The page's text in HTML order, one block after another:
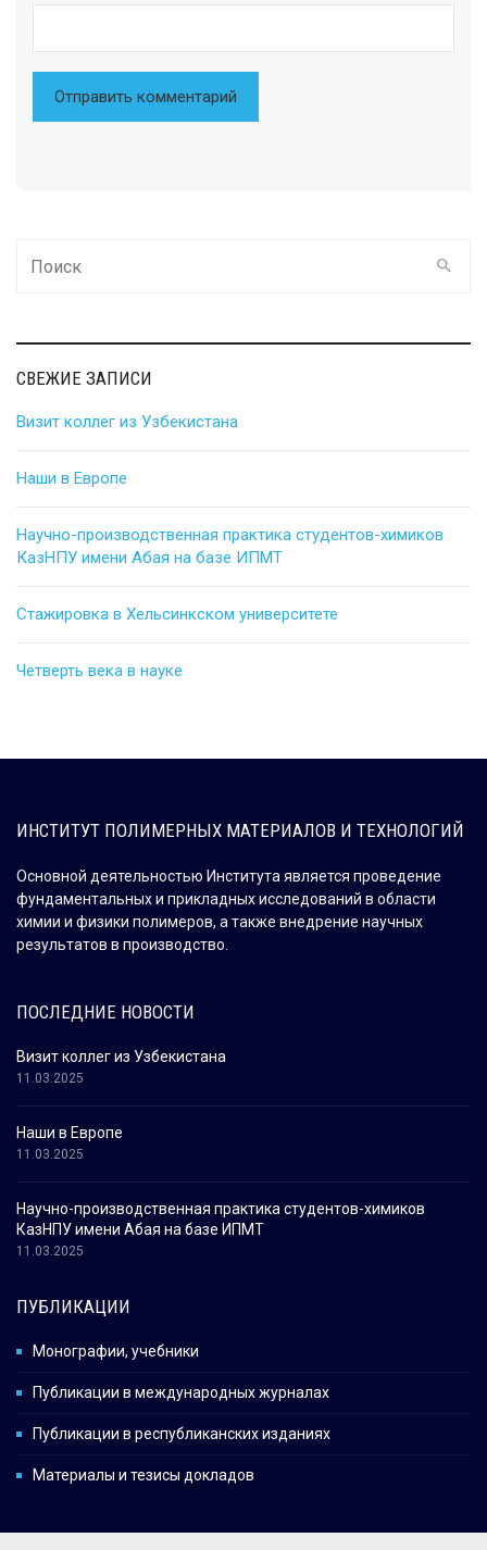
СВЕЖИЕ ЗАПИСИ
Визит коллег из Узбекистана
Наши в Европе
Научно-производственная практика студентов-химиков
КазНПУ имени Абая на базе ИПМТ
Стажировка в Хельсинкском университете
Четверть века в науке
ИНСТИТУТ ПОЛИМЕРНЫХ МАТЕРИАЛОВ И ТЕХНОЛОГИЙ
Основной деятельностью Института является проведение
фундаментальных и прикладных исследований в области
химии и физики полимеров, а также внедрение научных
результатов в производство.
ПОСЛЕДНИЕ НОВОСТИ
Визит коллег из Узбекистана
11.03.2025
Наши в Европе
11.03.2025
Научно-производственная практика студентов-химиков
КазНПУ имени Абая на базе ИПМТ
11.03.2025
ПУБЛИКАЦИИ
Монографии, учебники
Публикации в международных журналах
Публикации в республиканских изданиях
Материалы и тезисы докладов